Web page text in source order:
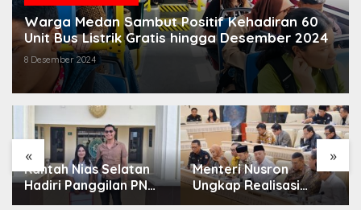
Warga Medan Sambut Positif Kehadiran 60
Unit Bus Listrik Gratis hingga Desember 2024
8 Desember 2024
« »
Kantah Nias Selatan
Hadiri Panggilan PN
Gunungsitoli Terkait
Menteri Nusron
Ungkap Realisasi
Anggaran ATR/BPN